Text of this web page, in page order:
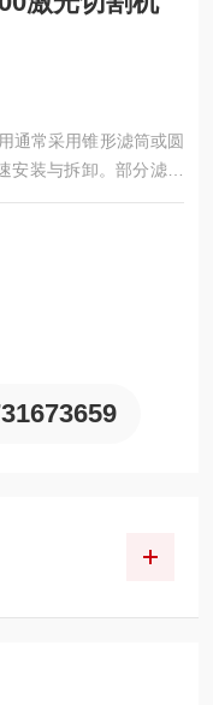
通常采用锥形滤筒或圆
装与拆卸。部分滤芯
境。